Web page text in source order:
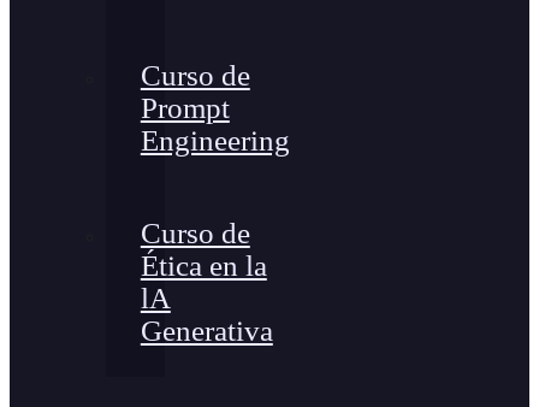
Curso de
Prompt
Engineering
Curso de
Ética en la
lA
Generativa